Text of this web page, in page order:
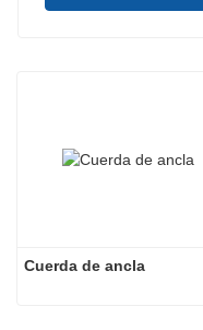
Cuerda de ancla